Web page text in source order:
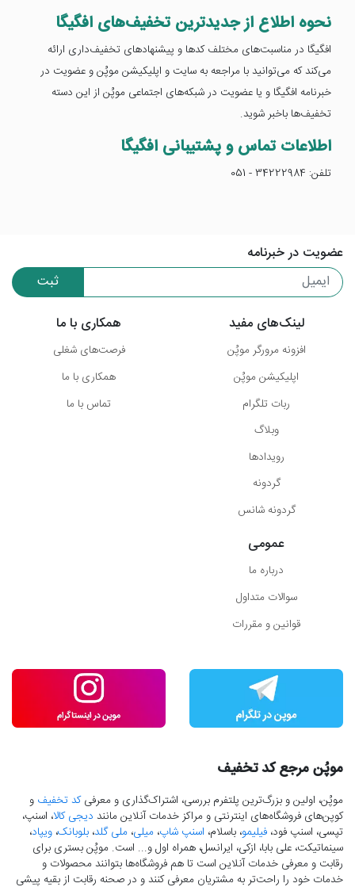
نحوه اطلاع از جدیدترین تخفیف‌های افگیگا
افگیگا در مناسبت‌های مختلف کدها و پیشنهادهای تخفیف‌داری ارائه
می‌کند که می‌توانید با مراجعه به سایت و اپلیکیشن موپُن و عضویت در
خبرنامه افگیگا و یا عضویت در شبکه‌های اجتماعی موپُن از این دسته
تخفیف‌ها باخبر شوید.
اطلاعات تماس و پشتیبانی افگیگا
تلفن: 34222984 - 051
عضویت در خبرنامه
ثبت
لینک‌های مفید
افزونه مرورگر موپُن
اپلیکیشن موپُن
ربات تلگرام
وبلاگ
رویدادها
گردونه
گردونه شانس
همکاری با ما
فرصت‌های شغلی
همکاری با ما
تماس با ما
عمومی
درباره ما
سوالات متداول
قوانین و مقررات
موپُن مرجع کد تخفیف
موپُن، اولین و بزرگ‌ترین پلتفرم بررسی، اشتراک‌گذاری و معرفیکد تخفیف و
کوپن‌های فروشگاه‌های اینترنتی و مراکز خدمات آنلاین مانند دیجی کالا، اسنپ،
تپسی، اسنپ فود، فیلیمو، باسلام، اسنپ شاپ، میلی، ملی گلد، بلوبانک، ویپاد،
سینماتیکت، علی بابا، ازکی، ایرانسل، همراه اول و... است. موپُن بستری برای
رقابت و معرفی خدمات آنلاین است تا هم فروشگاه‌ها بتوانند محصولات و
خدمات خود را راحت‌تر به مشتریان معرفی کنند و در صحنه رقابت از بقیه پیشی